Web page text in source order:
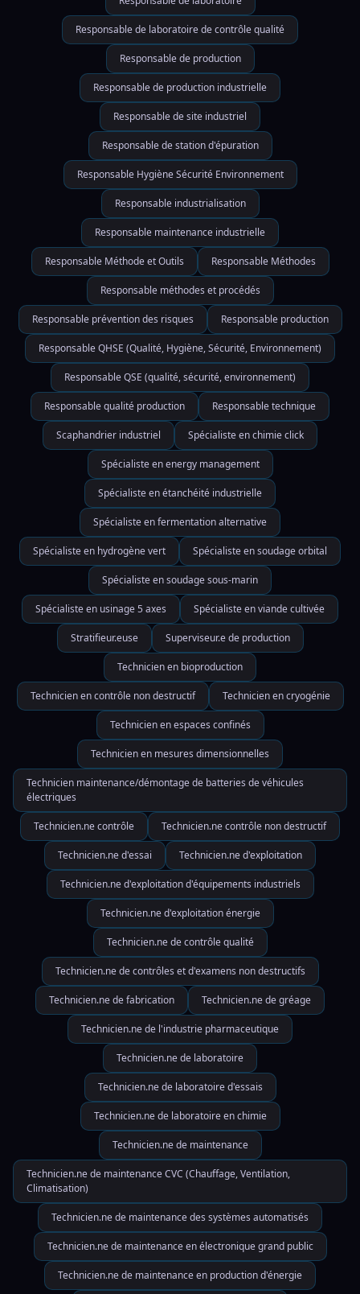
Responsable de laboratoire de contrôle qualité
Responsable de production
Responsable de production industrielle
Responsable de site industriel
Responsable de station d'épuration
Responsable Hygiène Sécurité Environnement
Responsable industrialisation
Responsable maintenance industrielle
Responsable Méthode et Outils Responsable Méthodes
Responsable méthodes et procédés
Responsable prévention des risques Responsable production
Responsable QHSE (Qualité, Hygiène, Sécurité, Environnement)
Responsable QSE (qualité, sécurité, environnement)
Responsable qualité production Responsable technique
Scaphandrier industriel Spécialiste en chimie click
Spécialiste en energy management
Spécialiste en étanchéité industrielle
Spécialiste en fermentation alternative
Spécialiste en hydrogène vert Spécialiste en soudage orbital
Spécialiste en soudage sous-marin
Spécialiste en usinage 5 axes Spécialiste en viande cultivée
Stratifieur.euse Superviseur.e de production
Technicien en bioproduction
Technicien en contrôle non destructif Technicien en cryogénie
Technicien en espaces confinés
Technicien en mesures dimensionnelles
Technicien maintenance/démontage de batteries de véhicules
électriques
Technicien.ne contrôle Technicien.ne contrôle non destructif
Technicien.ne d'essai Technicien.ne d'exploitation
Technicien.ne d'exploitation d'équipements industriels
Technicien.ne d'exploitation énergie
Technicien.ne de contrôle qualité
Technicien.ne de contrôles et d'examens non destructifs
Technicien.ne de fabrication Technicien.ne de gréage
Technicien.ne de l'industrie pharmaceutique
Technicien.ne de laboratoire
Technicien.ne de laboratoire d'essais
Technicien.ne de laboratoire en chimie
Technicien.ne de maintenance
Technicien.ne de maintenance CVC (Chauffage, Ventilation,
Climatisation)
Technicien.ne de maintenance des systèmes automatisés
Technicien.ne de maintenance en électronique grand public
Technicien.ne de maintenance en production d'énergie